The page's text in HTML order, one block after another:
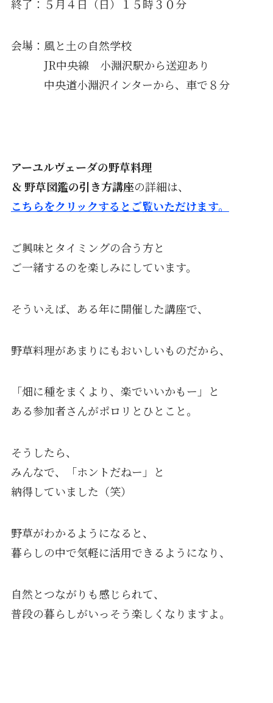
終了：５月４日（日）１５時３０分
会場：風と土の自然学校
JR中央線 小淵沢駅から送迎あり
中央道小淵沢インターから、車で８分
アーユルヴェーダの野草料理
＆ 野草図鑑の引き方講座の詳細は、
こちらをクリックするとご覧いただけます。
ご興味とタイミングの合う方と
ご一緒するのを楽しみにしています。
そういえば、ある年に開催した講座で、
野草料理があまりにもおいしいものだから、
「畑に種をまくより、楽でいいかもー」と
ある参加者さんがポロリとひとこと。
そうしたら、
みんなで、「ホントだねー」と
納得していました（笑）
野草がわかるようになると、
暮らしの中で気軽に活用できるようになり、
自然とつながりも感じられて、
普段の暮らしがいっそう楽しくなりますよ。